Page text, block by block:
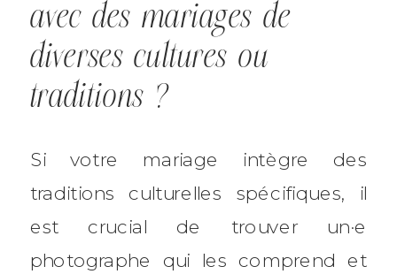
avec des mariages de
diverses cultures ou
traditions ?
Si votre mariage intègre des
traditions culturelles spécifiques, il
est crucial de trouver un·e
photographe qui les comprend et